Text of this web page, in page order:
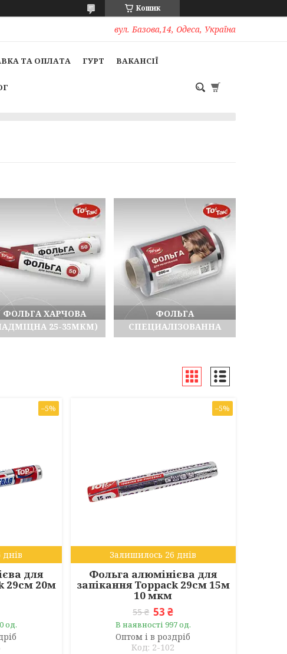
Кошик
вул. Базова,14, Одеса, Україна
ТА ОПЛАТА ГУРТ ВАКАНСІЇ
ФОЛЬГА ХАРЧОВА
25-35МКМ)
ФОЛЬГА
СПЕЦИАЛІЗОВАННА
–5%
для
29см 20м
од.
–5%
Залишилось 26 днів
Фольга алюмінієва для
запікання Toppack 29см 15м
10 мкм
55 ₴ 53 ₴
В наявності 997 од.
Оптом і в роздріб
2-102